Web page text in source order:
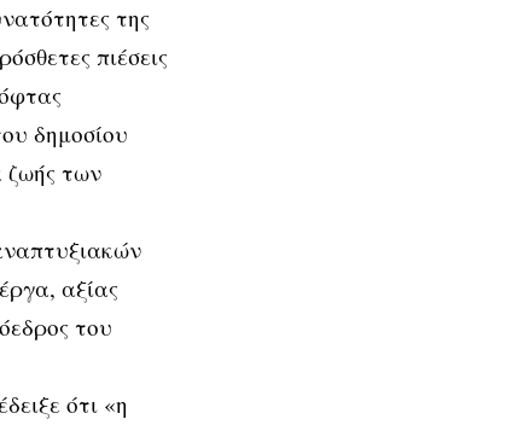
της
πιέσεις
δημοσίου
ζωής των
αξίας
του
ότι «η